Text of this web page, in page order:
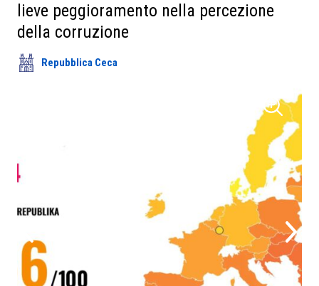
Partner
lieve peggioramento nella percezione
della corruzione
Repubblica Ceca